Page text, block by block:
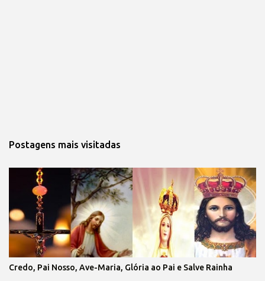
Postagens mais visitadas
Credo, Pai Nosso, Ave-Maria, Glória ao Pai e Salve Rainha